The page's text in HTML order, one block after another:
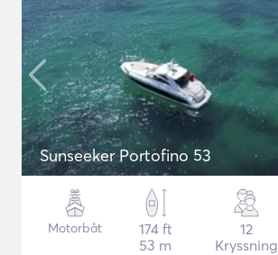
Sunseeker Portofino 53
Motorbåt
174 ft
53 m
12
Kryssning